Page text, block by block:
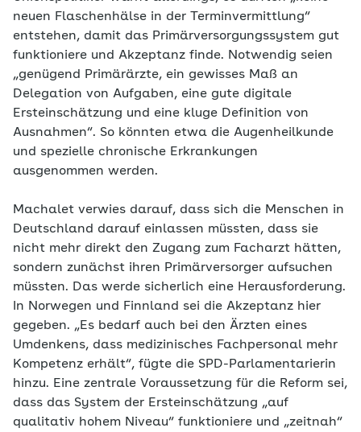
neuen Flaschenhälse in der Terminvermittlung“
entstehen, damit das Primärversorgungssystem gut
funktioniere und Akzeptanz finde. Notwendig seien
„genügend Primärärzte, ein gewisses Maß an
Delegation von Aufgaben, eine gute digitale
Ersteinschätzung und eine kluge Definition von
Ausnahmen“. So könnten etwa die Augenheilkunde
und spezielle chronische Erkrankungen
ausgenommen werden.
Machalet verwies darauf, dass sich die Menschen in
Deutschland darauf einlassen müssten, dass sie
nicht mehr direkt den Zugang zum Facharzt hätten,
sondern zunächst ihren Primärversorger aufsuchen
müssten. Das werde sicherlich eine Herausforderung.
In Norwegen und Finnland sei die Akzeptanz hier
gegeben. „Es bedarf auch bei den Ärzten eines
Umdenkens, dass medizinisches Fachpersonal mehr
Kompetenz erhält“, fügte die SPD-Parlamentarierin
hinzu. Eine zentrale Voraussetzung für die Reform sei,
dass das System der Ersteinschätzung „auf
qualitativ hohem Niveau“ funktioniere und „zeitnah“